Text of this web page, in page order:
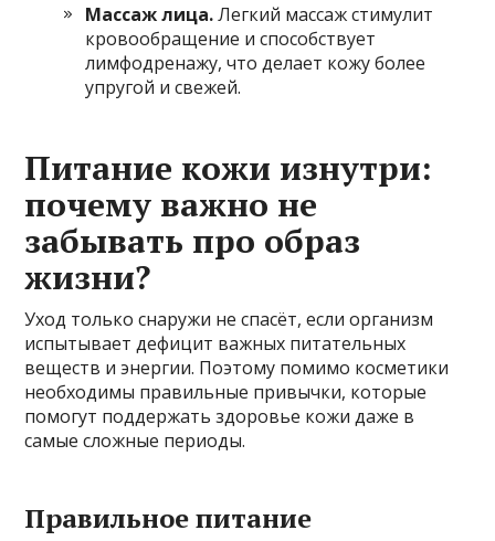
Массаж лица.Легкий массаж стимулит
кровообращение и способствует
лимфодренажу, что делает кожу более
упругой и свежей.
Питание кожи изнутри:
почему важно не
забывать про образ
жизни?
Уход только снаружи не спасёт, если организм
испытывает дефицит важных питательных
веществ и энергии. Поэтому помимо косметики
необходимы правильные привычки, которые
помогут поддержать здоровье кожи даже в
самые сложные периоды.
Правильное питание